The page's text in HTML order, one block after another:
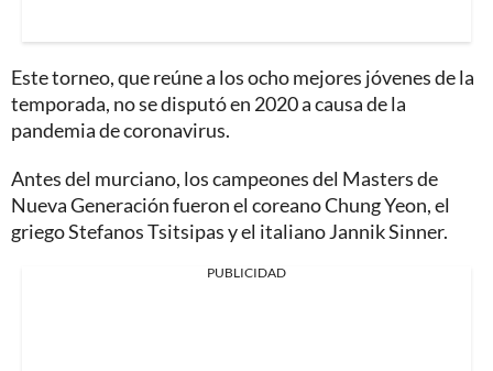
Este torneo, que reúne a los ocho mejores jóvenes de la
temporada, no se disputó en 2020 a causa de la
pandemia de coronavirus.
Antes del murciano, los campeones del Masters de
Nueva Generación fueron el coreano Chung Yeon, el
griego Stefanos Tsitsipas y el italiano Jannik Sinner.
PUBLICIDAD